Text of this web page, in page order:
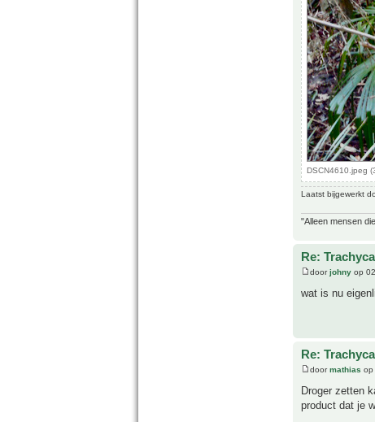
DSCN4610.jpeg
Laatst bijgewerkt
"Alleen mensen
Re:
doorjohny op
wat is nu
Re:
doormathias op
Droger zetten
product dat je